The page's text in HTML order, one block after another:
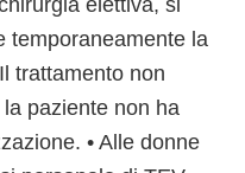
elettiva, si
temporaneamente la
trattamento non
paziente non ha
• Alle donne